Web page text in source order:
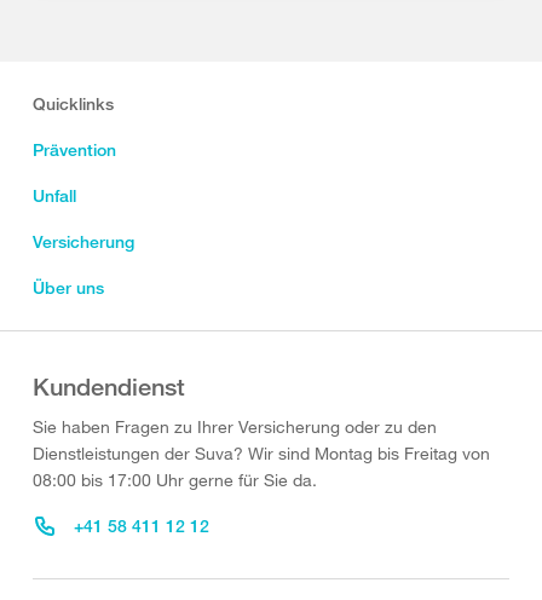
Quicklinks
Prävention
Unfall
Versicherung
Über uns
Kundendienst
Sie haben Fragen zu Ihrer Versicherung oder zu den
Dienstleistungen der Suva? Wir sind Montag bis Freitag von
08:00 bis 17:00 Uhr gerne für Sie da.
+41 58 411 12 12